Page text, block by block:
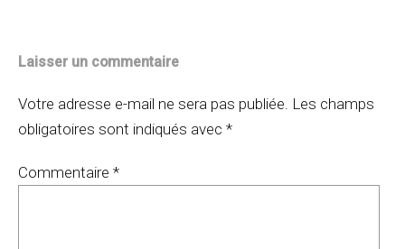
Laisser un commentaire
Votre adresse e-mail ne sera pas publiée. Les champs
obligatoires sont indiqués avec *
Commentaire *